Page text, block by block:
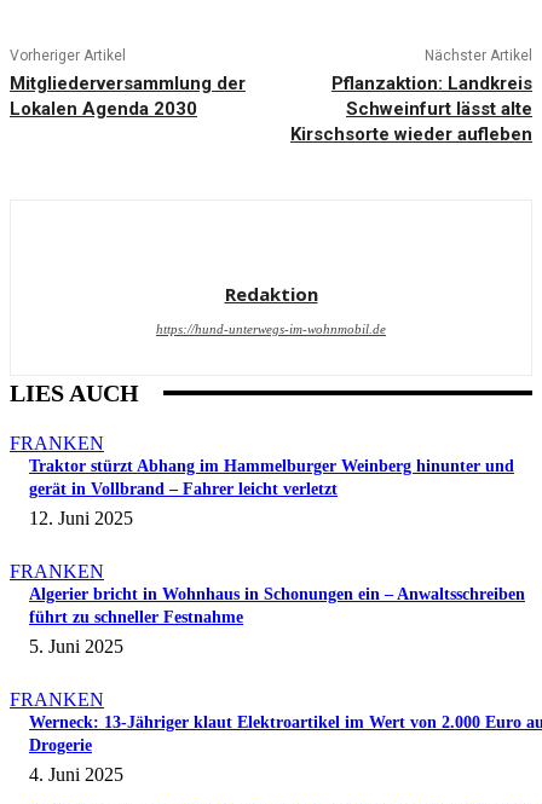
Vorheriger Artikel
Mitgliederversammlung der
Lokalen Agenda 2030
Nächster Artikel
Pflanzaktion: Landkreis
Schweinfurt lässt alte
Kirschsorte wieder aufleben
Redaktion
https://hund-unterwegs-im-wohnmobil.de
LIES AUCH
FRANKEN
Traktor stürzt Abhang im Hammelburger Weinberg hinunter und
gerät in Vollbrand – Fahrer leicht verletzt
12. Juni 2025
FRANKEN
Algerier bricht in Wohnhaus in Schonungen ein – Anwaltsschreiben
führt zu schneller Festnahme
5. Juni 2025
FRANKEN
Werneck: 13-Jähriger klaut Elektroartikel im Wert von 2.000 Euro
Drogerie
4. Juni 2025